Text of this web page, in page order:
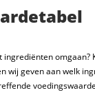
omgaan?
wij geven aan welk